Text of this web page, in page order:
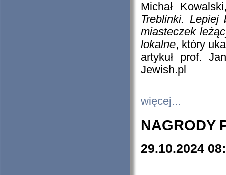
Michał
Treblinki. Lepiej
miasteczek
lokalne, który
artykuł prof.
Jewish.pl
więcej...
NAGRODY
29.10.2024